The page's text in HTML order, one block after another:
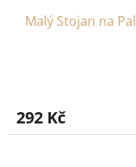
Malý Stojan na
292 Kč